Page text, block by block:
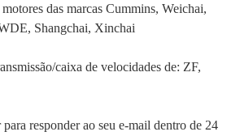
motores das marcas Cummins, Weichai,
Shangchai, Xinchai
caixa de velocidades de: ZF,
responder ao seu e-mail dentro de 24